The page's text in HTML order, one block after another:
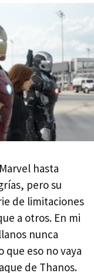
hasta
pero su
de limitaciones
a otros. En mi
nunca
eso no vaya
de Thanos.